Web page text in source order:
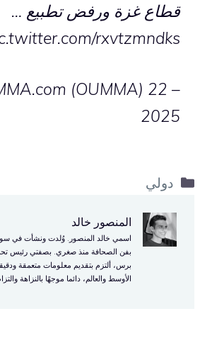
قطاع غزة ورفض تطبيع …
rxvtzmndks
– OUMMA.com (OUMMA)
2025
التصنيفات
دولي
المنصور خالد
اسمي خالد المنصور. وُلدت ونشأت في
بفن الصحافة منذ صغري. بصفتي رئيس
برس، ألتزم بتقديم معلومات متعمقة
الأوسط والعالم، دائما موجهًا بالنزاهة